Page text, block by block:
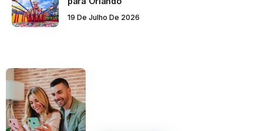
19 De Julho De 2026